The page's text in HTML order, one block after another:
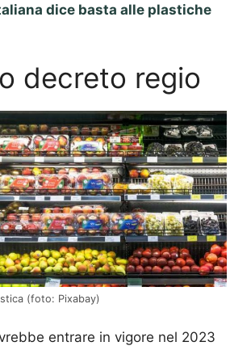
dice basta alle plastiche
decreto regio
(foto: Pixabay)
entrare in vigore nel 2023